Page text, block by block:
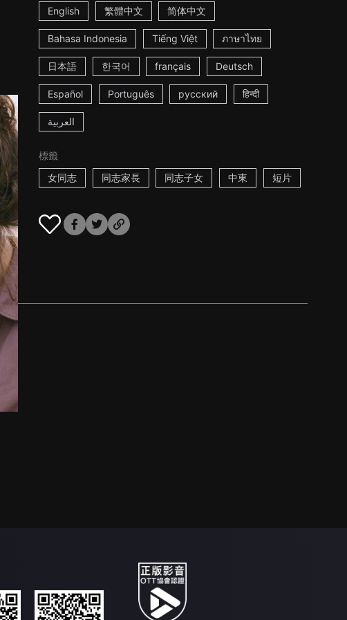
English 繁體中文 简体中文
Bahasa Indonesia Tiếng Việt ภาษาไทย
日本語 한국어 français Deutsch
Español Português русский हिन्दी
العربية
標籤
女同志
同志家長 同志子女 中東 短片